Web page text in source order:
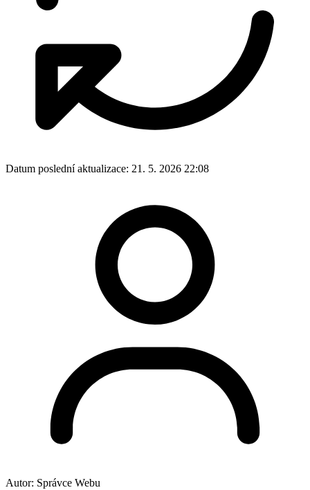
Datum poslední aktualizace: 21. 5. 2026 22:08
Autor: Správce Webu